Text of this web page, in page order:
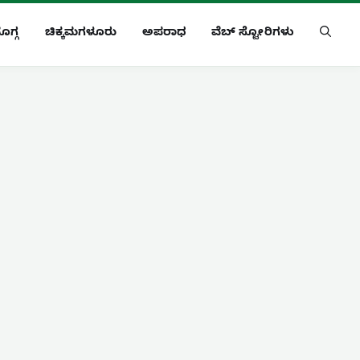
ಚಿಕ್ಕಮಗಳೂರು ಅಪರಾಧ ವೆಬ್ ಸ್ಟೋರಿಗಳು